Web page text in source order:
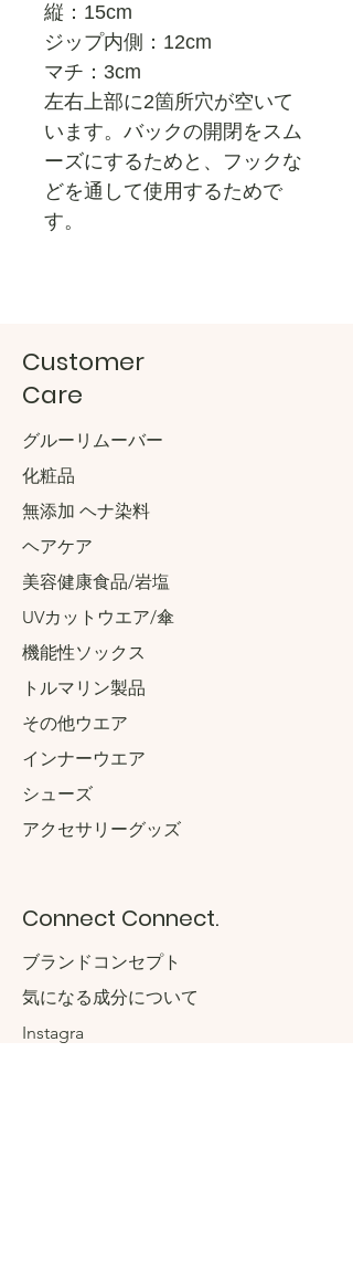
縦：15cm
ジップ内側：12cm
マチ：3cm
左右上部に2箇所穴が空いて
います。バックの開閉をスム
ーズにするためと、フックな
どを通して使用するためで
す。
Customer
Care
グルーリムーバー
化粧品
無添加 ヘナ染料
ヘアケア
美容健康食品/岩塩
UVカットウエア/傘
機能性ソックス
トルマリン製品
その他ウエア
インナーウエア
​シューズ
アクセサリーグッズ
Connect Connect.
ブランドコンセプト
気になる成分について
Instagra